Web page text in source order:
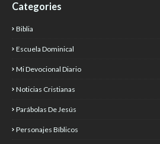
Categories
Biblia
Escuela Dominical
Mi Devocional Diario
Noticias Cristianas
Parábolas De Jesús
Personajes Bíblicos